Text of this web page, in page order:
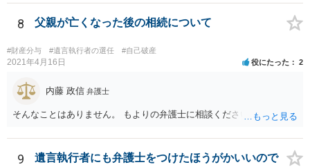
ことは困難です。 くれぐれも今後お気をつけください。 弁護士に対応
を依頼されるのも悪くはありませんが、感情的な理由が強いと思いま
8 父親が亡くなった後の相続について
#財産分与 #遺言執行者の選任 #自己破産
2021年4月16日 役にたった 2
内藤 政信 弁護士
そんなことはありません。 もよりの弁護士に相談ください。
9
遺言執行者にも弁護士をつけたほうがかいいので